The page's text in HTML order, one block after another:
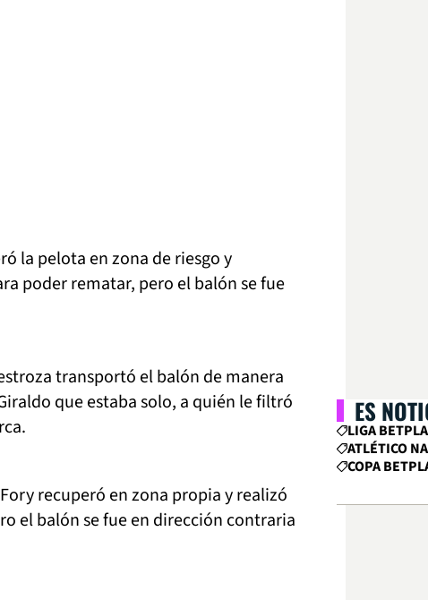
la pelota en zona de riesgo y
poder rematar, pero el balón se fue
transportó el balón de manera
que estaba solo, a quién le filtró
recuperó en zona propia y realizó
el balón se fue en dirección contraria
ES
LIGA
ATLÉTICO
COPA